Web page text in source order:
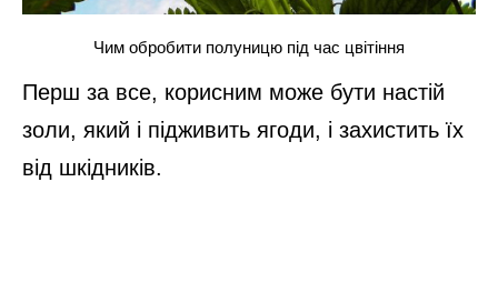
Чим обробити полуницю під час цвітіння
Перш за все, корисним може бути настій
золи, який і підживить ягоди, і захистить їх
від шкідників.